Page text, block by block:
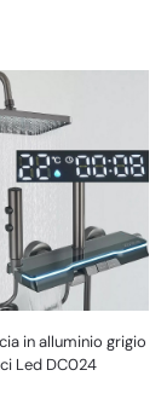
in alluminio grigio
Led DC024